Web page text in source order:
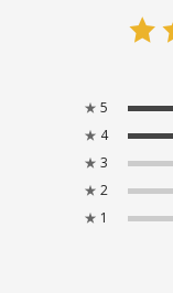
★ 5
★ 4
★ 3
★ 2
★ 1